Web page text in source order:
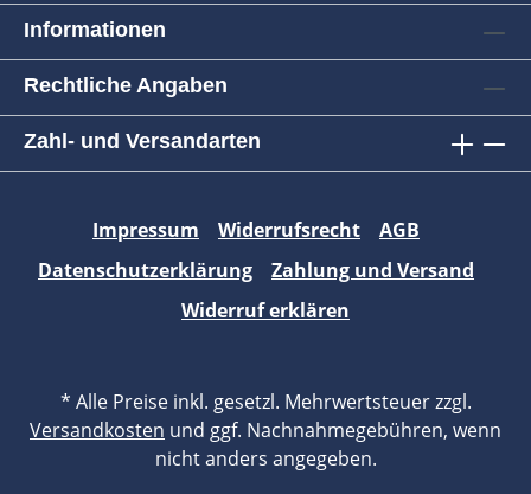
Informationen
Rechtliche Angaben
Zahl- und Versandarten
Impressum Widerrufsrecht
AGB
Datenschutzerklärung
Zahlung und Versand
Widerruf erklären
* Alle Preise inkl. gesetzl. Mehrwertsteuer zzgl.
Versandkosten und ggf. Nachnahmegebühren, wenn
nicht anders angegeben.